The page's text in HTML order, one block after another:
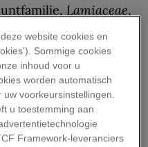
Lamiaceae,
bloemen. De
dat de bloemen
vlinders en
ook mogelijk
zelfbestuiving.
gloed van
website cookies en
Sommige cookies
inhoud voor u
worden automatisch
voorkeursinstellingen.
u toestemming aan
Framework-leveranciers